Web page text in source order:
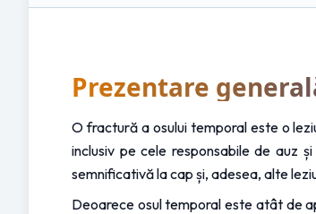
Prezentare
O fractură a osului temporal este o
inclusiv pe cele responsabile de auz
semnificativă la cap și, adesea, alte
Deoarece osul temporal este atât de